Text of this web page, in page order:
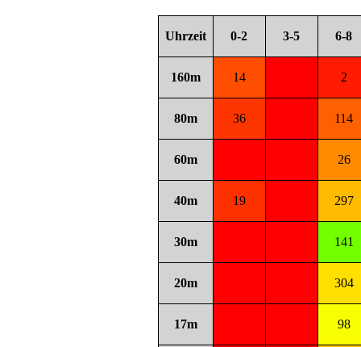
Uhrzeit 0-2 3-5 6-8
160m 14 2
80m 36 114
60m 26
40m 19 297
30m 141
20m 304
17m 98